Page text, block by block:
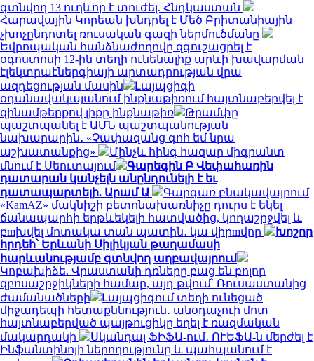
գտնվող 13 ուղևոր է տուժել. Հնդկաստան
Հարավային Կորեան խնդրել է Մեծ Բրիտանիային
չխոչընդոտել ռուսական գազի ներմուծմանը
Եվրոպական հանձնաժողովը զգուշացրել է
օգոստոսի 12-ին տեղի ունենալիք արևի խավարման
էլեկտրաէներգիայի արտադրության վրա
ազդեցության մասին
Լայպցիգի
օդանավակայանում ինքնաթիռում հայտնաբերվել է
զինամթերքով լիքը ինքնաթիռ
Թրամփը
պաշտպանել է ԱՄՆ պաշտպանության
նախարարին․ «Չափազանց գոհ եմ նրա
աշխատանքից»
Մինչև հինգ հազար միգրանտ
մնում է Սեուտայում
Գարեգին Բ Վեփահառին
դատարան կանչելն անընդունելի է եւ
դատապարտելի. Արամ Ա
Գարգառ բնակավայրում
«KamAZ» մակնիշի բետոնախառնիչը դուրս է եկել
ճանապարհի երթևեկելի հատվածից, կողաշրջվել և
բшխվել մոտակա տան պատին․ կա վիրшվոր
Խոշոր
հրդեհ՝ Երևանի Սիլիկյան թաղամասի
հարևանությամբ գտնվող աղբավայրում
Կոբախիձե. Վրաստանի դռները բաց են բոլոր
զբոսաշրջիկների համար, այդ թվում՝ Ռուսաստանից
ժամանածների
Լայպցիգում տեղի ունեցած
միջադեպի հետաքննություն․ անօդաչուի մոտ
հայտնաբերված պայթուցիկը եղել է ռազմական
մակարդակի
Սկանդալ ՖԻՖԱ-ում․ ՈՒԵՖԱ-ն մերժել է
Ինֆանտինոյի ներողությունը և պահպանում է